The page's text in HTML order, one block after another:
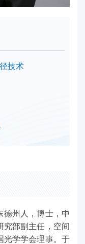
技术
德州人，博士，中
究部副主任，空间
光学学会理事。于